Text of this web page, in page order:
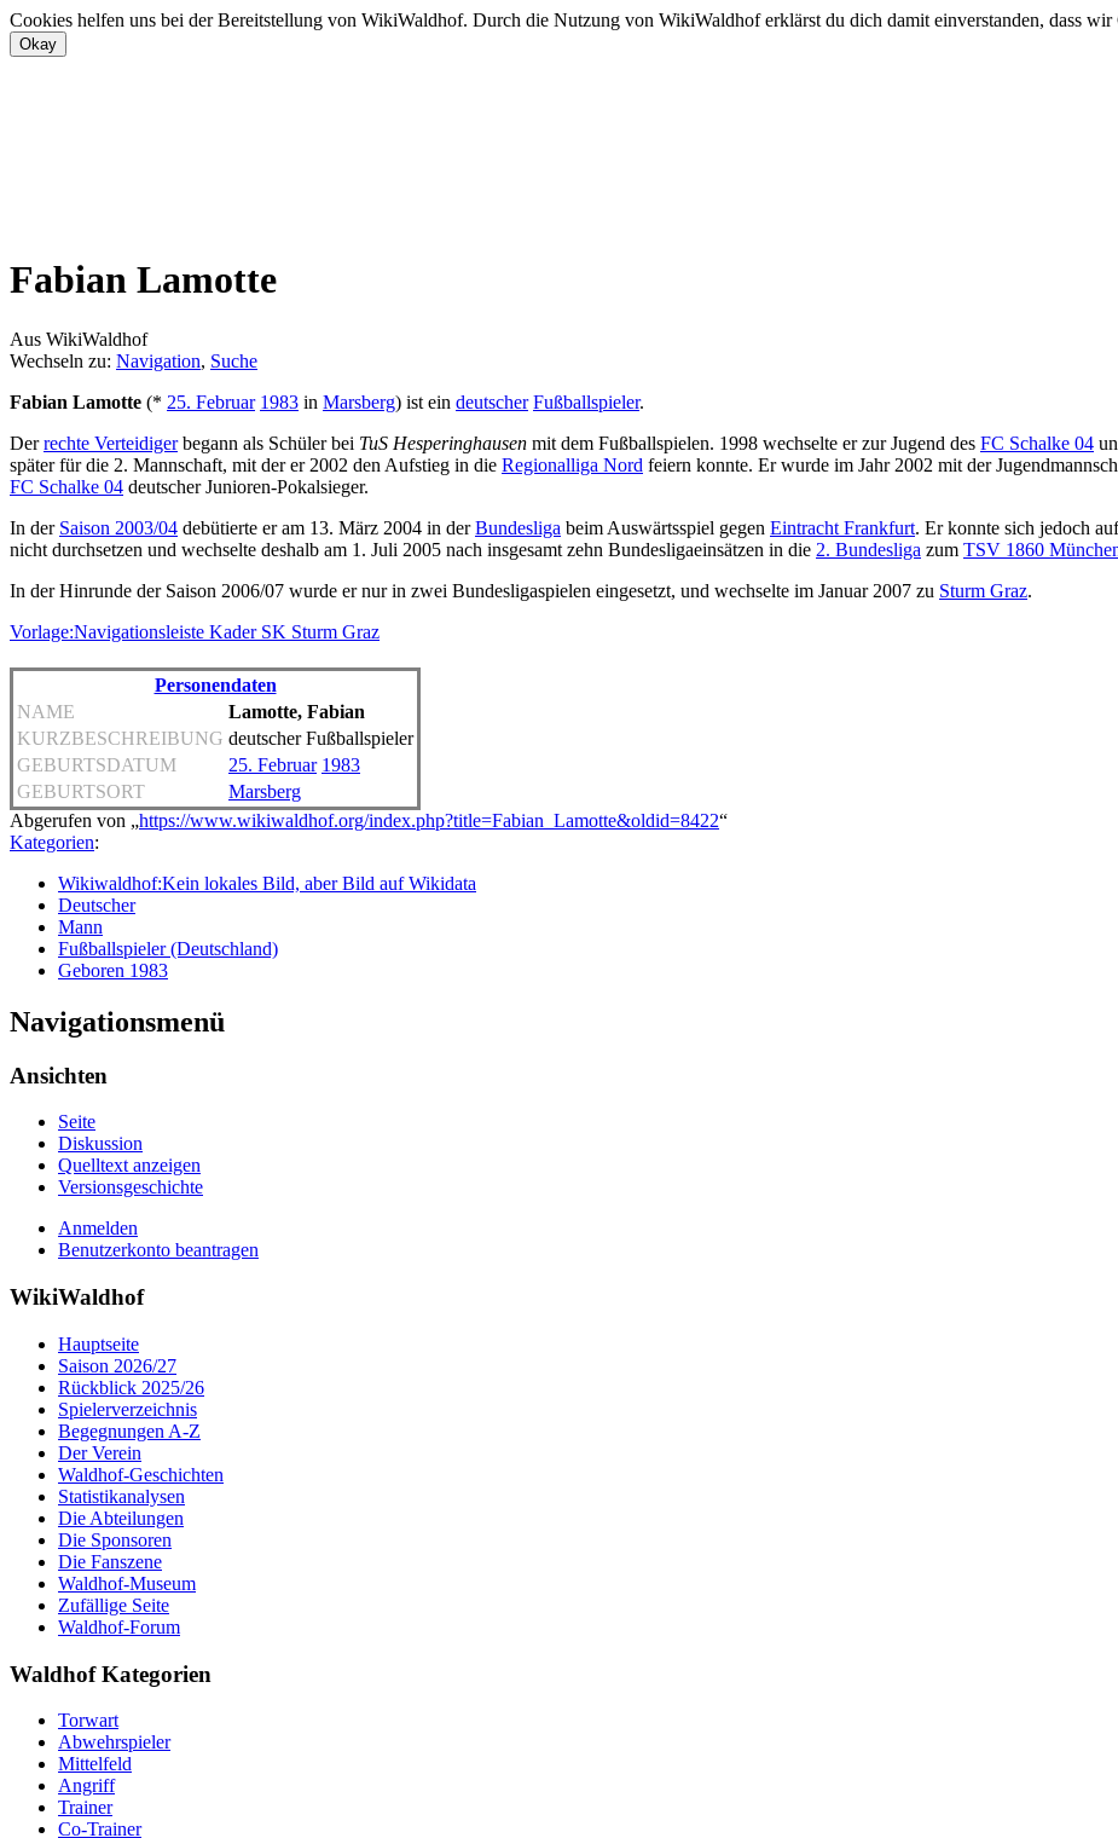
Cookies helfen uns bei der Bereitstellung von WikiWaldhof. Durch die Nutzung von WikiWaldhof erklärst du dich damit einverstanden, dass wir
Fabian Lamotte
Aus WikiWaldhof
Wechseln zu: Navigation, Suche
Fabian Lamotte (* 25. Februar 1983 in Marsberg) ist ein deutscher Fußballspieler.
Derrechte Verteidigerbegann als Schüler bei TuS Hesperinghausen mit dem Fußballspielen. 1998 wechselte er zur Jugend des FC Schalke 04
später für die 2. Mannschaft, mit der er 2002 den Aufstieg in die Regionalliga Nord feiern konnte. Er wurde im Jahr 2002 mit der
FC Schalke 04 deutscher Junioren-Pokalsieger.
In der Saison 2003/04 debütierte er am 13. März 2004 in derBundesliga beim Auswärtsspiel gegen Eintracht Frankfurt. Er konnte sich jedoch
nicht durchsetzen und wechselte deshalb am 1. Juli 2005 nach insgesamt zehn Bundesligaeinsätzen in die 2. Bundesliga zum TSV 1860
In der Hinrunde der Saison 2006/07 wurde er nur in zwei Bundesligaspielen eingesetzt, und wechselte im Januar 2007 zu Sturm Graz.
Vorlage:Navigationsleiste Kader SK Sturm Graz
Personendaten
NAME
Lamotte, Fabian
KURZBESCHREIBUNG deutscher Fußballspieler
GEBURTSDATUM
25. Februar 1983
GEBURTSORT
Marsberg
Abgerufen von „https://www.wikiwaldhof.org/index.php?title=Fabian_Lamotte&oldid=8422“
Kategorien:
Wikiwaldhof:Kein lokales Bild, aber Bild auf Wikidata
Deutscher
Mann
Fußballspieler (Deutschland)
Geboren 1983
Navigationsmenü
Ansichten
Seite
Diskussion
Quelltext anzeigen
Versionsgeschichte
Anmelden
Benutzerkonto beantragen
WikiWaldhof
Hauptseite
Saison 2026/27
Rückblick 2025/26
Spielerverzeichnis
Begegnungen A-Z
Der Verein
Waldhof-Geschichten
Statistikanalysen
Die Abteilungen
Die Sponsoren
Die Fanszene
Waldhof-Museum
Zufällige Seite
Waldhof-Forum
Waldhof Kategorien
Torwart
Abwehrspieler
Mittelfeld
Angriff
Trainer
Co-Trainer